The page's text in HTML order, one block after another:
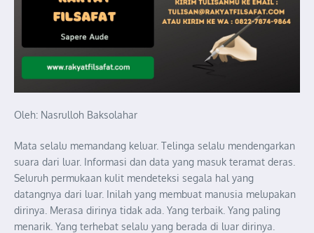
Oleh: Nasrulloh Baksolahar
Mata selalu memandang keluar. Telinga selalu mendengarkan
suara dari luar. Informasi dan data yang masuk teramat deras.
Seluruh permukaan kulit mendeteksi segala hal yang
datangnya dari luar. Inilah yang membuat manusia melupakan
dirinya. Merasa dirinya tidak ada. Yang terbaik. Yang paling
menarik. Yang terhebat selalu yang berada di luar dirinya.